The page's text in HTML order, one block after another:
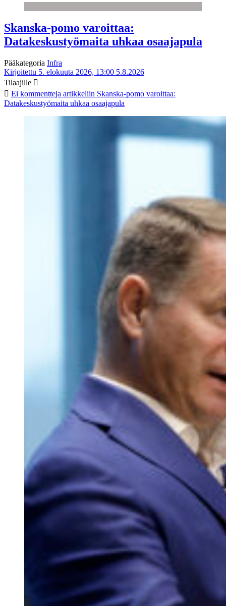
Skanska-pomo varoittaa:
Datakeskustyömaita uhkaa osaajapula
Pääkategoria Infra
Kirjoitettu 5. elokuuta 2026, 13:00 5.8.2026
Tilaajille
Ei kommentteja artikkeliin Skanska-pomo varoittaa:
Datakeskustyömaita uhkaa osaajapula